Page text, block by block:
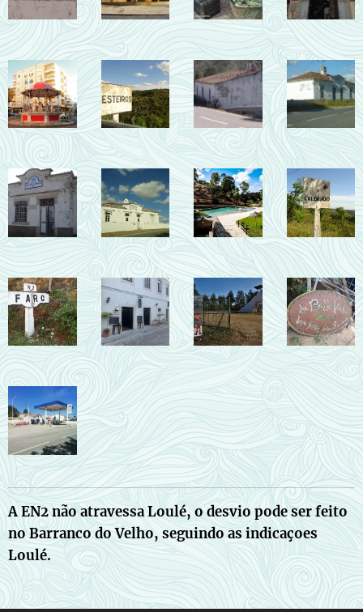
A EN2 não atravessa Loulé, o desvio pode ser feito
no Barranco do Velho, seguindo as indicaçoes
Loulé.